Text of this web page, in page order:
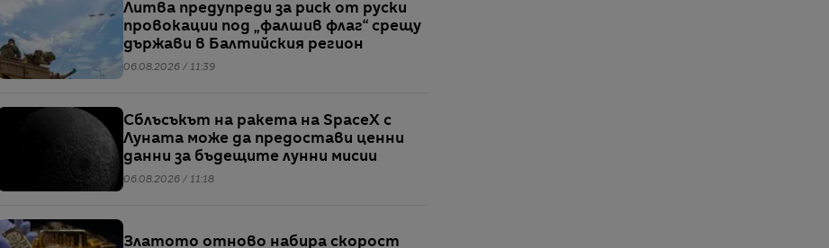
Литва предупреди за риск от руски
провокации под „фалшив флаг“ срещу
държави в Балтийския регион
06.08.2026 / 11:39
Сблъсъкът на ракета на SpaceX с
Луната може да предостави ценни
данни за бъдещите лунни мисии
06.08.2026 / 11:18
Златото отново набира скорост